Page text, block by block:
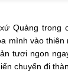
Quảng trong
mình vào
tươi ngon
chuyến đi